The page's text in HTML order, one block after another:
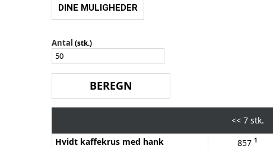
DINE MULIGHEDER
Antal (stk.)
<<7 stk.
Hvidt kaffekrus med hank
857 1